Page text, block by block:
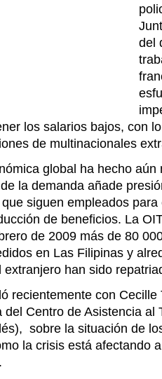
del
los salarios bajos, con
de multinacionales
global ha hecho
la demanda añade
siguen empleados
de beneficios. La
de 2009 más de 80
en Las Filipinas y
extranjero han sido
recientemente con
del Centro de Asistencia al
sobre la situación de
la crisis está afectando